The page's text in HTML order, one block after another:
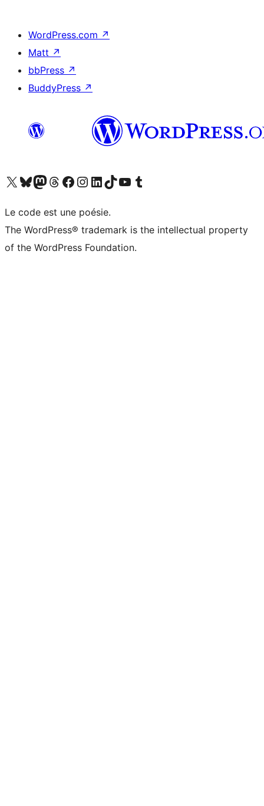
WordPress.com ↗
Matt ↗
bbPress ↗
BuddyPress ↗
Visitez notre compte X (précédemment Twitter)
Visiter notre compte Bluesky
Visiter notre compte Mastodon
Visiter notre compte Threads
Consulter notre compte Facebook
Consulter notre compte Instagram
Consulter notre compte LinkedIn
Visiter notre compte TokTok
Visiter notre chaîne YouTube
Visiter notre compte Tumblr
Le code est une poésie.
The WordPress® trademark is the intellectual property
of the WordPress Foundation.